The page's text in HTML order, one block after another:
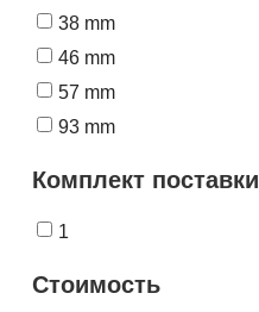
38 mm
46 mm
57 mm
93 mm
Комплект поставки
1
Стоимость